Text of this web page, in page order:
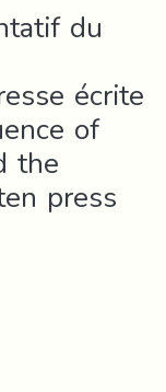
du
écrite
of
the
press